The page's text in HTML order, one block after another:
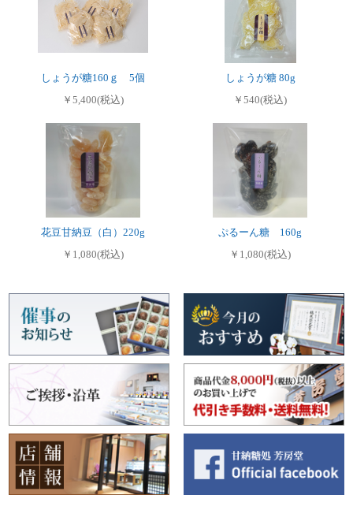
しょうが糖160ｇ 5個
￥5,400(税込)
しょうが糖 80g
￥540(税込)
花豆甘納豆（白）220g
￥1,080(税込)
ぷるーん糖 160g
￥1,080(税込)